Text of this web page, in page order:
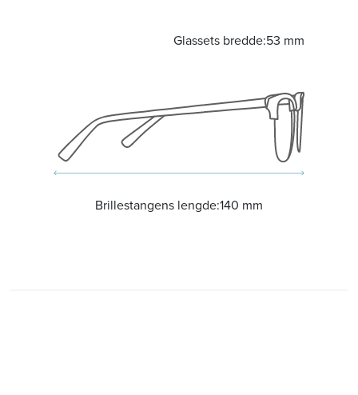
Glassets bredde:53 mm
Brillestangens lengde:140 mm